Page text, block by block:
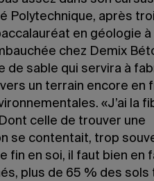
Polytechnique, après
en géologie à
chez Demix
de sable qui servira à
un terrain encore en
«J’ai la
celle de trouver une
se contentait, trop
fin en soi, il faut bien en
plus de 65 % des sols